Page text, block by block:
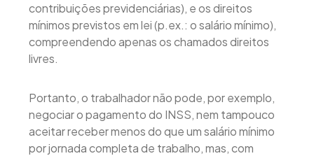
contribuições previdenciárias), e os direitos
mínimos previstos em lei (p.ex.: o salário mínimo),
compreendendo apenas os chamados direitos
livres.
Portanto, o trabalhador não pode, por exemplo,
negociar o pagamento do INSS, nem tampouco
aceitar receber menos do que um salário mínimo
por jornada completa de trabalho, mas, com